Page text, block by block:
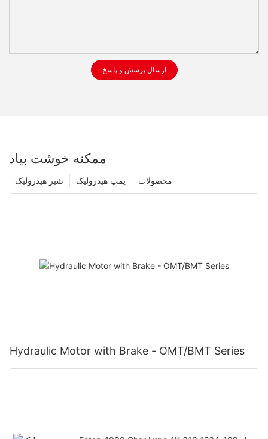
ارسال پرسش و پاسخ
ممکنه خوشت بیاد
محصولات پمپ هیدرولیک شیر هیدرولیک
Hydraulic Motor with Brake - OMT/BMT Series